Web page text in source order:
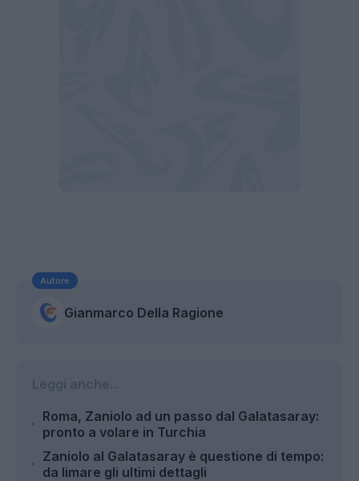
Autore
Gianmarco Della Ragione
Roma, Zaniolo ad un passo dal Galatasaray:
pronto a volare in Turchia
Zaniolo al Galatasaray è questione di tempo:
da limare gli ultimi dettagli